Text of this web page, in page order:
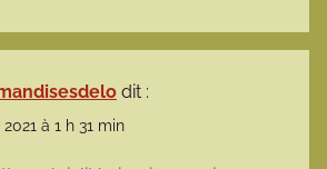
dit :
à 1 h 31 min